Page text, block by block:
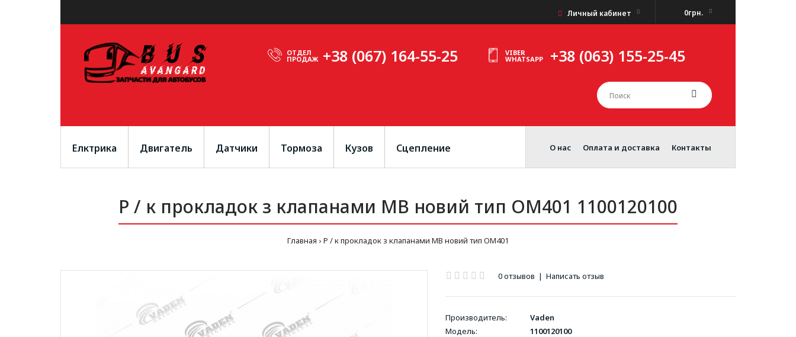
0грн.
Личный кабинет
ОТДЕЛ
ПРОДАЖ +38 (067) 164-55-25 VIBER
WHATSAPP +38 (063) 155-25-45
Елктрика Двигатель Датчики Тормоза Кузов Сцепление Контакты
Оплата и доставка
О нас
Р / к прокладок з клапанами MB новий тип OM401 1100120100
Главная Р / к прокладок з клапанами MB новий тип OM401
0 отзывов | Написать отзыв
Производитель:
Vaden
Модель:
1100120100